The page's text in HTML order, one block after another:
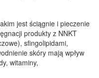
jest ściągnie i pieczenie
produkty z NNKT
sfingolipidami,
skóry mają wpływ
witaminy,